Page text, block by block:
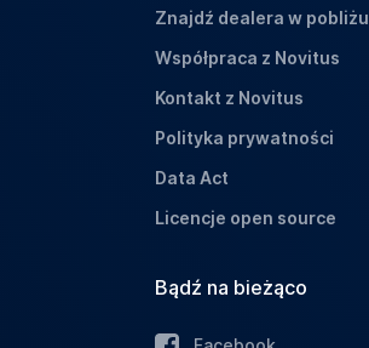
Znajdź dealera w pobliżu
Współpraca z Novitus
Kontakt z Novitus
Polityka prywatności
Data Act
Licencje open source
Bądź na bieżąco